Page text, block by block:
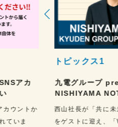
アカ
カウントか
ていま
トピックス1
九電グループ
NISHIYAMA
西山社長が「共に未
をゲストに迎え、